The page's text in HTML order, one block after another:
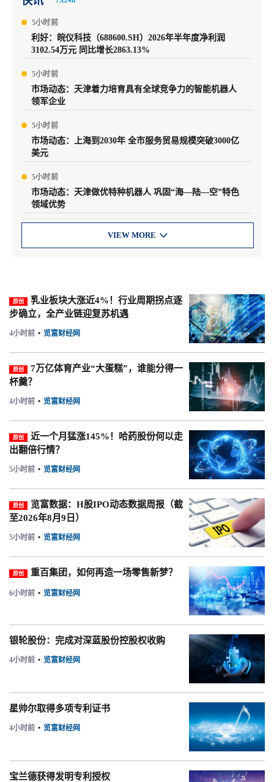
5小时前
利好：皖仪科技（688600.SH）2026年半年度净利润
3102.54万元 同比增长2863.13%
5小时前
市场动态：天津着力培育具有全球竞争力的智能机器人
领军企业
5小时前
市场动态：上海到2030年 全市服务贸易规模突破3000亿
美元
5小时前
市场动态：天津做优特种机器人 巩固“海—陆—空”特色
领域优势
VIEW MORE 
原创
乳业板块大涨近4%！行业周期拐点逐
步确立，全产业链迎复苏机遇
4小时前 • 览富财经网
原创
7万亿体育产业“大蛋糕”，谁能分得一
杯羹？
4小时前 • 览富财经网
原创
近一个月猛涨145%！哈药股份何以走
出翻倍行情？
5小时前 • 览富财经网
原创
览富数据：H股IPO动态数据周报（截
至2026年8月9日）
5小时前 • 览富财经网
原创 重百集团，如何再造一场零售新梦？
6小时前 • 览富财经网
银轮股份：完成对深蓝股份控股权收购
4小时前 • 览富财经网
星帅尔取得多项专利证书
4小时前 • 览富财经网
宝兰德获得发明专利授权